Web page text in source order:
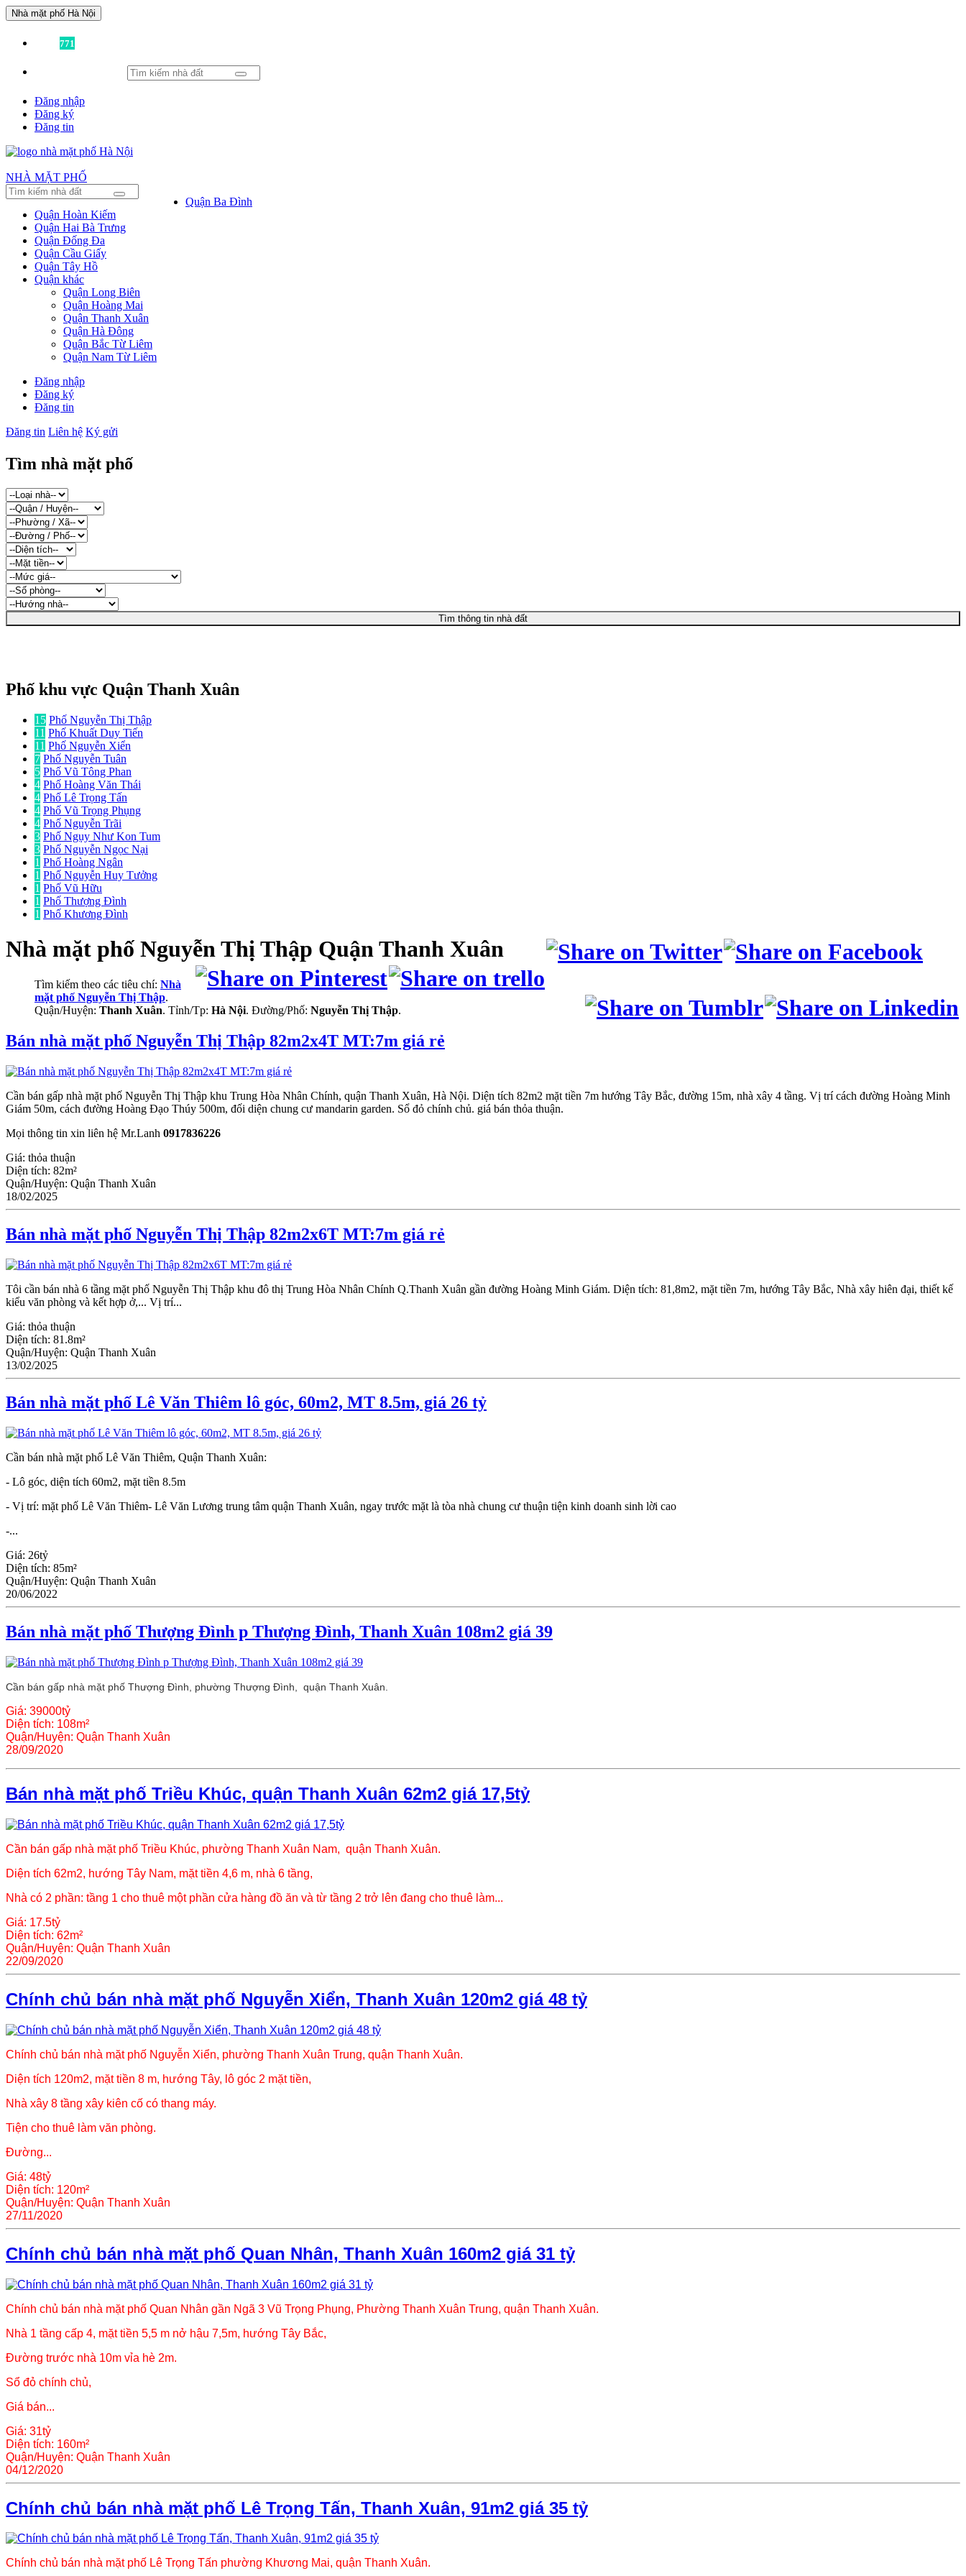
Nhà mặt phố Hà Nội
771
Đăng nhập
Đăng ký
Đăng tin
NHÀ MẶT PHỐ
Quận Ba Đình
Quận Hoàn Kiếm
Quận Hai Bà Trưng
Quận Đống Đa
Quận Cầu Giấy
Quận Tây Hồ
Quận khác
Quận Long Biên
Quận Hoàng Mai
Quận Thanh Xuân
Quận Hà Đông
Quận Bắc Từ Liêm
Quận Nam Từ Liêm
Đăng nhập
Đăng ký
Đăng tin
Đăng tin Liên hệ Ký gửi
Tìm nhà mặt phố
Tìm thông tin nhà đất
Phố khu vực Quận Thanh Xuân
15 Phố Nguyễn Thị Thập
11 Phố Khuất Duy Tiến
11 Phố Nguyễn Xiển
7 Phố Nguyễn Tuân
5 Phố Vũ Tông Phan
4 Phố Hoàng Văn Thái
4 Phố Lê Trọng Tấn
4 Phố Vũ Trọng Phụng
4 Phố Nguyễn Trãi
3 Phố Ngụy Như Kon Tum
3 Phố Nguyễn Ngọc Nại
1 Phố Hoàng Ngân
1 Phố Nguyễn Huy Tưởng
1 Phố Vũ Hữu
1 Phố Thượng Đình
1 Phố Khương Đình
Nhà mặt phố Nguyễn Thị Thập Quận Thanh Xuân
Tìm kiếm theo các tiêu chí: Nhà
mặt phố Nguyễn Thị Thập.
Quận/Huyện: Thanh Xuân. Tỉnh/Tp: Hà Nội. Đường/Phố: Nguyễn Thị Thập.
Bán nhà mặt phố Nguyễn Thị Thập 82m2x4T MT:7m giá rẻ
Cần bán gấp nhà mặt phố Nguyễn Thị Thập khu Trung Hòa Nhân Chính, quận Thanh Xuân, Hà Nội. Diện tích 82m2 mặt tiền 7m hướng Tây Bắc, đường 15m, nhà xây 4 tầng. Vị trí cách đường Hoàng Minh
Giám 50m, cách đường Hoàng Đạo Thúy 500m, đối diện chung cư mandarin garden. Sổ đỏ chính chủ. giá bán thỏa thuận.
Mọi thông tin xin liên hệ Mr.Lanh 0917836226
Giá: thỏa thuận
Diện tích: 82m²
Quận/Huyện: Quận Thanh Xuân
18/02/2025
Bán nhà mặt phố Nguyễn Thị Thập 82m2x6T MT:7m giá rẻ
Tôi cần bán nhà 6 tầng mặt phố Nguyễn Thị Thập khu đô thị Trung Hòa Nhân Chính Q.Thanh Xuân gần đường Hoàng Minh Giám. Diện tích: 81,8m2, mặt tiền 7m, hướng Tây Bắc, Nhà xây hiên đại, thiết kế
kiểu văn phòng và kết hợp ở,... Vị trí...
Giá: thỏa thuận
Diện tích: 81.8m²
Quận/Huyện: Quận Thanh Xuân
13/02/2025
Bán nhà mặt phố Lê Văn Thiêm lô góc, 60m2, MT 8.5m, giá 26 tỷ
Cần bán nhà mặt phố Lê Văn Thiêm, Quận Thanh Xuân:
- Lô góc, diện tích 60m2, mặt tiền 8.5m
- Vị trí: mặt phố Lê Văn Thiêm- Lê Văn Lương trung tâm quận Thanh Xuân, ngay trước mặt là tòa nhà chung cư thuận tiện kinh doanh sinh lời cao
-...
Giá: 26tỷ
Diện tích: 85m²
Quận/Huyện: Quận Thanh Xuân
20/06/2022
Bán nhà mặt phố Thượng Đình p Thượng Đình, Thanh Xuân 108m2 giá 39
Cần bán gấp nhà mặt phố Thượng Đình, phường Thượng Đình, quận Thanh Xuân.
Giá: 39000tỷ
Diện tích: 108m²
Quận/Huyện: Quận Thanh Xuân
28/09/2020
Bán nhà mặt phố Triều Khúc, quận Thanh Xuân 62m2 giá 17,5tỷ
Cần bán gấp nhà mặt phố Triều Khúc, phường Thanh Xuân Nam, quận Thanh Xuân.
Diện tích 62m2, hướng Tây Nam, mặt tiền 4,6 m, nhà 6 tầng,
Nhà có 2 phần: tầng 1 cho thuê một phần cửa hàng đồ ăn và từ tầng 2 trở lên đang cho thuê làm...
Giá: 17.5tỷ
Diện tích: 62m²
Quận/Huyện: Quận Thanh Xuân
22/09/2020
Chính chủ bán nhà mặt phố Nguyễn Xiển, Thanh Xuân 120m2 giá 48 tỷ
Chính chủ bán nhà mặt phố Nguyễn Xiển, phường Thanh Xuân Trung, quận Thanh Xuân.
Diện tích 120m2, mặt tiền 8 m, hướng Tây, lô góc 2 mặt tiền,
Nhà xây 8 tầng xây kiên cố có thang máy.
Tiện cho thuê làm văn phòng.
Đường...
Giá: 48tỷ
Diện tích: 120m²
Quận/Huyện: Quận Thanh Xuân
27/11/2020
Chính chủ bán nhà mặt phố Quan Nhân, Thanh Xuân 160m2 giá 31 tỷ
Chính chủ bán nhà mặt phố Quan Nhân gần Ngã 3 Vũ Trọng Phụng, Phường Thanh Xuân Trung, quận Thanh Xuân.
Nhà 1 tầng cấp 4, mặt tiền 5,5 m nở hậu 7,5m, hướng Tây Bắc,
Đường trước nhà 10m vỉa hè 2m.
Sổ đỏ chính chủ,
Giá bán...
Giá: 31tỷ
Diện tích: 160m²
Quận/Huyện: Quận Thanh Xuân
04/12/2020
Chính chủ bán nhà mặt phố Lê Trọng Tấn, Thanh Xuân, 91m2 giá 35 tỷ
Chính chủ bán nhà mặt phố Lê Trọng Tấn phường Khương Mai, quận Thanh Xuân.